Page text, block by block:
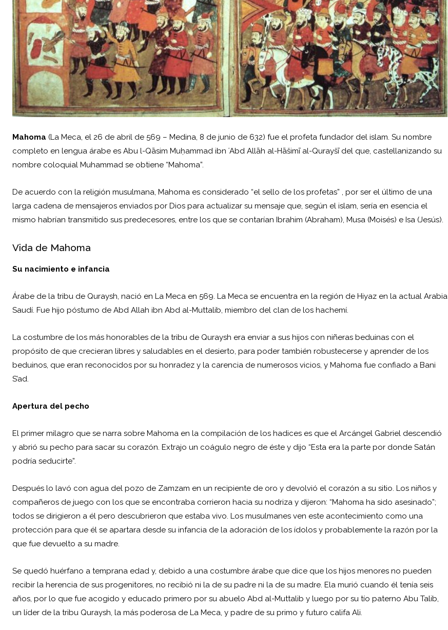
Mahoma (La Meca, el 26 de abril de 569 – Medina, 8 de junio de 632) fue el profeta fundador del islam. Su nombre
completo en lengua árabe es Abu l-Qāsim Muḥammad ibn ʿAbd Allāh al-Hāšimī al-Qurayšī del que, castellanizando su
nombre coloquial Muhammad se obtiene “Mahoma”.
De acuerdo con la religión musulmana, Mahoma es considerado “el sello de los profetas” , por ser el último de una
larga cadena de mensajeros enviados por Dios para actualizar su mensaje que, según el islam, sería en esencia el
mismo habrían transmitido sus predecesores, entre los que se contarían Ibrahim (Abraham), Musa (Moisés) e Isa (Jesús).
Vida de Mahoma
Su nacimiento e infancia
Árabe de la tribu de Quraysh, nació en La Meca en 569. La Meca se encuentra en la región de Hiyaz en la actual Arabia
Saudí. Fue hijo póstumo de Abd Allah ibn Abd al-Muttalib, miembro del clan de los hachemí.
La costumbre de los más honorables de la tribu de Quraysh era enviar a sus hijos con niñeras beduinas con el
propósito de que crecieran libres y saludables en el desierto, para poder también robustecerse y aprender de los
beduinos, que eran reconocidos por su honradez y la carencia de numerosos vicios, y Mahoma fue confiado a Bani
S’ad.
Apertura del pecho
El primer milagro que se narra sobre Mahoma en la compilación de los hadices es que el Arcángel Gabriel descendió
y abrió su pecho para sacar su corazón. Extrajo un coágulo negro de éste y dijo “Esta era la parte por donde Satán
podría seducirte”.
Después lo lavó con agua del pozo de Zamzam en un recipiente de oro y devolvió el corazón a su sitio. Los niños y
compañeros de juego con los que se encontraba corrieron hacia su nodriza y dijeron: “Mahoma ha sido asesinado”;
todos se dirigieron a él pero descubrieron que estaba vivo. Los musulmanes ven este acontecimiento como una
protección para que él se apartara desde su infancia de la adoración de los ídolos y probablemente la razón por la
que fue devuelto a su madre.
Se quedó huérfano a temprana edad y, debido a una costumbre árabe que dice que los hijos menores no pueden
recibir la herencia de sus progenitores, no recibió ni la de su padre ni la de su madre. Ela murió cuando él tenía seis
años, por lo que fue acogido y educado primero por su abuelo Abd al-Muttalib y luego por su tío paterno Abu Talib,
un líder de la tribu Quraysh, la más poderosa de La Meca, y padre de su primo y futuro califa Ali.